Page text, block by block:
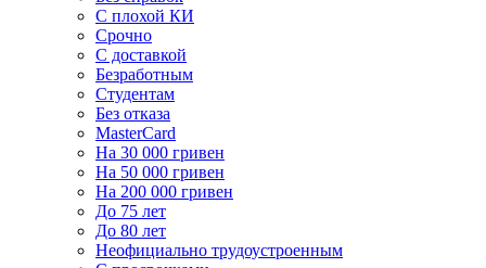
С плохой КИ
Срочно
C доставкой
Безработным
Студентам
Без отказа
MasterCard
На 30 000 гривен
На 50 000 гривен
На 200 000 гривен
До 75 лет
До 80 лет
Неофициально трудоустроенным